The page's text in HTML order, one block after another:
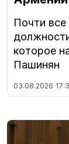
Почти
которое
Пашинян
03.08.2026